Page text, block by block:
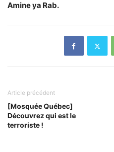
Amine ya Rab.
Article précédent
[Mosquée Québec]
Découvrez qui est le
terroriste !